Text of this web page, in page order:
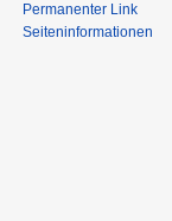
Permanenter Link
Seiten­informationen